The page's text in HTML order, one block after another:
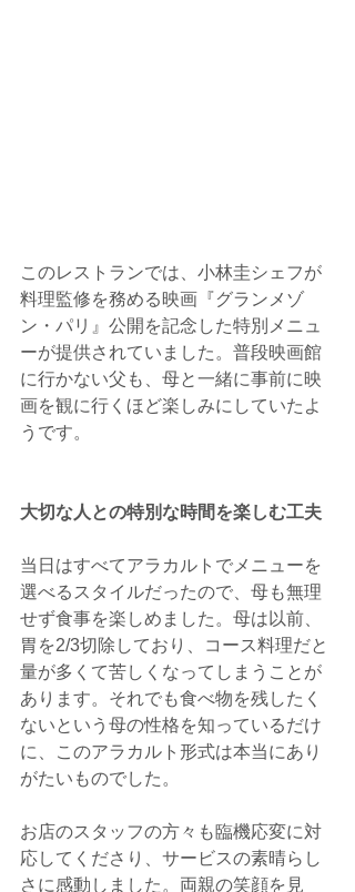
このレストランでは、小林圭シェフが
料理監修を務める映画『グランメゾ
ン・パリ』公開を記念した特別メニュ
ーが提供されていました。普段映画館
に行かない父も、母と一緒に事前に映
画を観に行くほど楽しみにしていたよ
うです。
大切な人との特別な時間を楽しむ工夫
当日はすべてアラカルトでメニューを
選べるスタイルだったので、母も無理
せず食事を楽しめました。母は以前、
胃を2/3切除しており、コース料理だと
量が多くて苦しくなってしまうことが
あります。それでも食べ物を残したく
ないという母の性格を知っているだけ
に、このアラカルト形式は本当にあり
がたいものでした。
お店のスタッフの方々も臨機応変に対
応してくださり、サービスの素晴らし
さに感動しました。両親の笑顔を見